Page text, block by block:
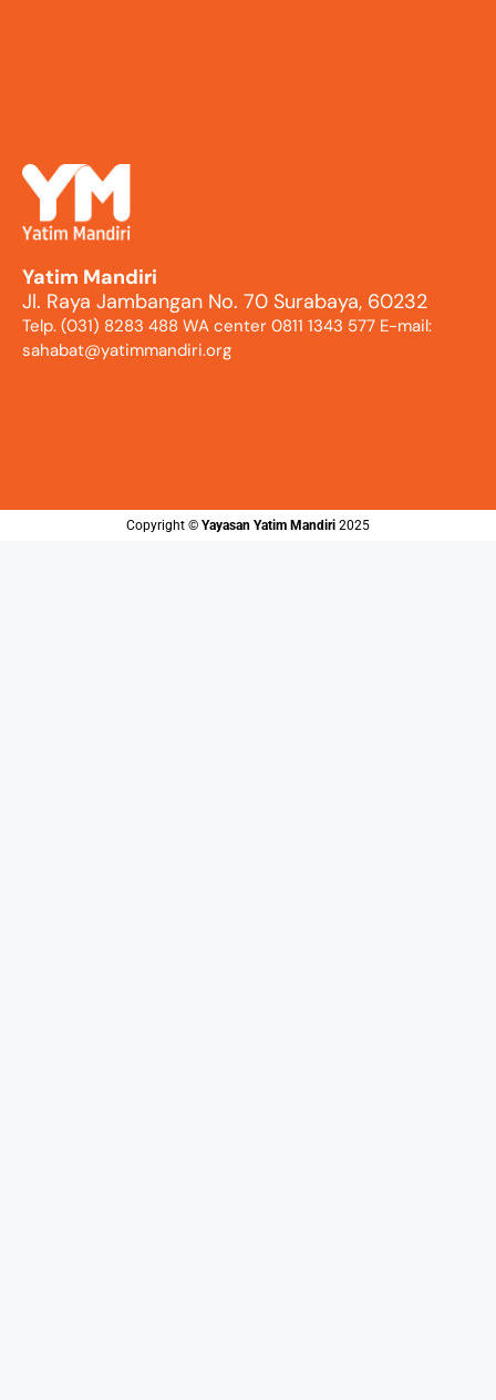
Yatim Mandiri
Jl. Raya Jambangan No. 70 Surabaya, 60232
Telp. (031) 8283 488 WA center 0811 1343 577 E-mail:
sahabat@yatimmandiri.org
Copyright ©️ Yayasan Yatim Mandiri 2025